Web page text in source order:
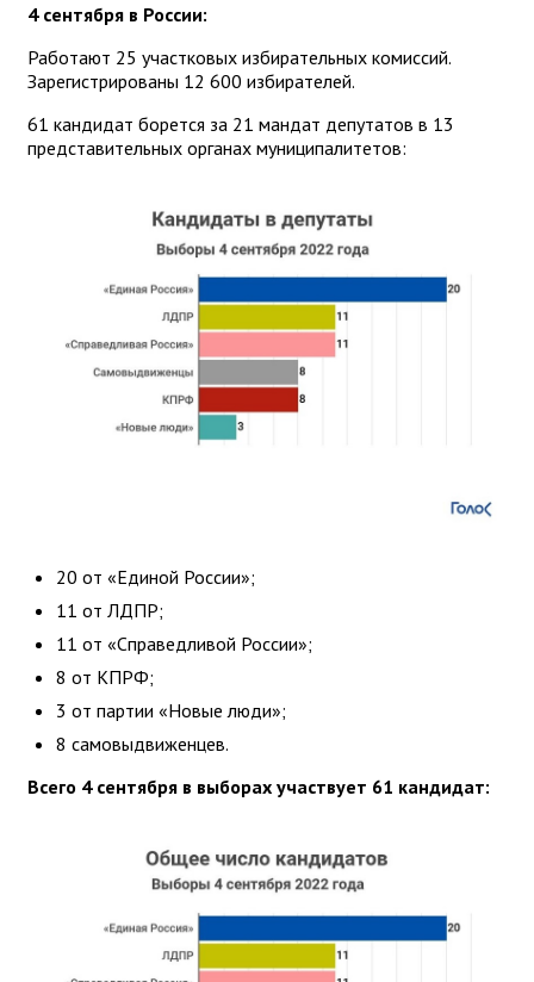
4 сентября в России:
Работают 25 участковых избирательных комиссий.
Зарегистрированы 12 600 избирателей.
61 кандидат борется за 21 мандат депутатов в 13
представительных органах муниципалитетов:
20 от «Единой России»;
11 от ЛДПР;
11 от «Справедливой России»;
8 от КПРФ;
3 от партии «Новые люди»;
8 самовыдвиженцев.
Всего 4 сентября в выборах участвует 61 кандидат: